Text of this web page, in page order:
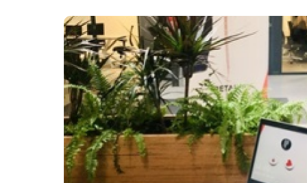
Ressources humaines
Ventes & marketing
toutes nos solutions
SAP
SAP
SAP